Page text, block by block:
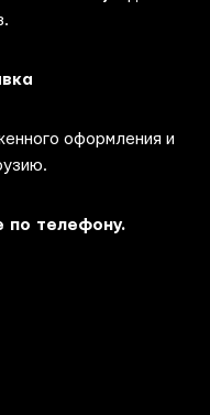
оформления и
по телефону.